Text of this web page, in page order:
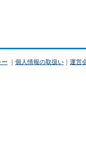
ー ｜ 個人情報の取扱い ｜ 運営